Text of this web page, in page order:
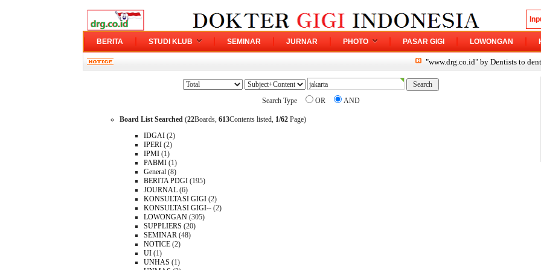
BERITA STUDI KLUB SEMINAR JURNAR PHOTO PASAR GIGI LOWONGAN
"www.drg.co.id" by Dentists to
Search Type OR AND
Board List Searched (22Boards, 613Contents listed, 1/62 Page)
IDGAI (2)
IPERI (2)
IPMI (1)
PABMI (1)
General (8)
BERITA PDGI (195)
JOURNAL (6)
KONSULTASI GIGI (2)
KONSULTASI GIGI-- (2)
LOWONGAN (305)
SUPPLIERS (20)
SEMINAR (48)
NOTICE (2)
UI (1)
UNHAS (1)